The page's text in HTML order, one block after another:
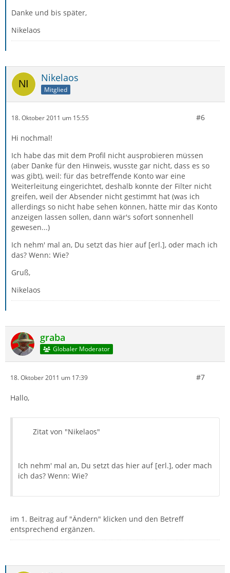
Danke und bis später,
Nikelaos
Nikelaos
Mitglied
18. Oktober 2011 um 15:55 #6
Hi nochmal!
Ich habe das mit dem Profil nicht ausprobieren müssen
(aber Danke für den Hinweis, wusste gar nicht, dass es so
was gibt), weil: für das betreffende Konto war eine
Weiterleitung eingerichtet, deshalb konnte der Filter nicht
greifen, weil der Absender nicht gestimmt hat (was ich
allerdings so nicht habe sehen können, hätte mir das Konto
anzeigen lassen sollen, dann wär's sofort sonnenhell
gewesen...)
Ich nehm' mal an, Du setzt das hier auf [erl.], oder mach ich
das? Wenn: Wie?
Gruß,
Nikelaos
graba
Globaler Moderator
18. Oktober 2011 um 17:39 #7
Hallo,
Zitat von "Nikelaos"
Ich nehm' mal an, Du setzt das hier auf [erl.], oder mach
ich das? Wenn: Wie?
im 1. Beitrag auf "Ändern" klicken und den Betreff
entsprechend ergänzen.